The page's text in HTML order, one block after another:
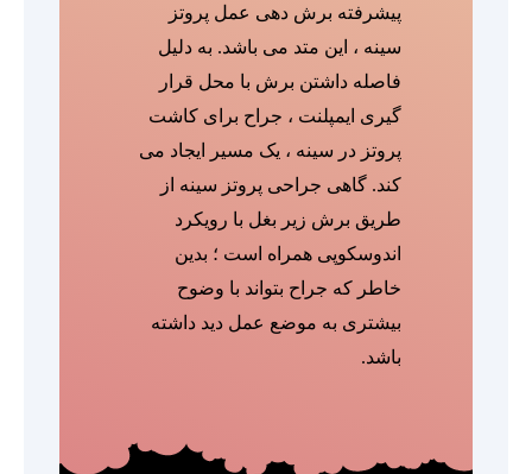
پیشرفته برش دهی عمل پروتز
سینه ، این متد می باشد. به دلیل
فاصله داشتن برش با محل قرار
گیری ایمپلنت ، جراح برای کاشت
پروتز در سینه ، یک مسیر ایجاد می
کند. گاهی جراحی پروتز سینه از
طریق برش زیر بغل با رویکرد
اندوسکوپی همراه است ؛ بدین
خاطر که جراح بتواند با وضوح
بیشتری به موضع عمل دید داشته
باشد.